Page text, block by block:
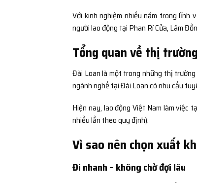
Với kinh nghiệm nhiều năm trong lĩnh
người lao động tại Phan Rí Cửa, Lâm
Tổng quan về thị
Đài Loan là một trong những thị trường
ngành nghề tại Đài Loan có nhu cầu
Hiện nay, lao động Việt Nam làm việc
nhiều lần theo quy định).
Vì sao nên chọn xuất
Đi nhanh – không chờ đợi lâu